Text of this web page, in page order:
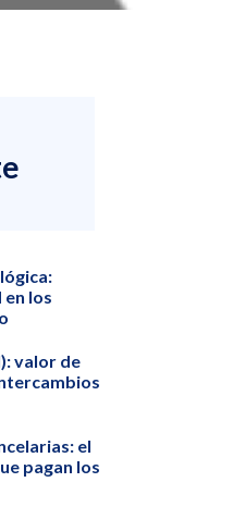
los
valor de
el
pagan los